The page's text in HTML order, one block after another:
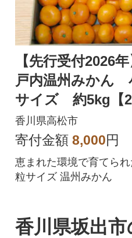
【先行受付2026
戸内温州みかん
サイズ 約5kg【
年10月～2027年1
送】
香川県高松市
寄付金額 8,000円
恵まれた環境で育てら
粒サイズ 温州みかん
香川県坂出